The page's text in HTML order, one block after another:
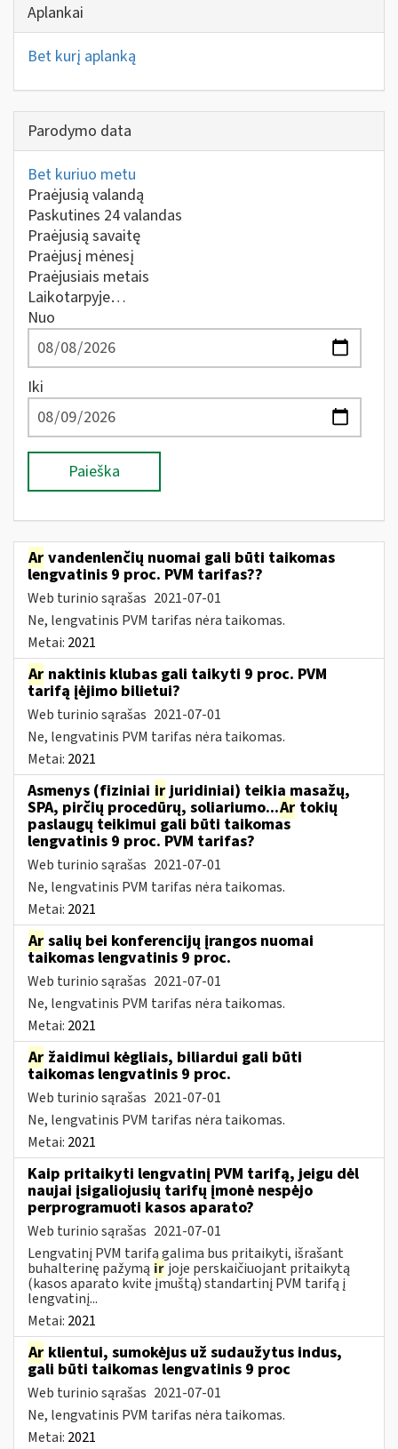
Aplankai
Bet kurį aplanką
Parodymo data
Bet kuriuo metu
Praėjusią valandą
Paskutines 24 valandas
Praėjusią savaitę
Praėjusį mėnesį
Praėjusiais metais
Laikotarpyje…
Nuo
Iki
Paieška
Ar vandenlenčių nuomai gali būti taikomas
lengvatinis 9 proc. PVM tarifas??
Web turinio sąrašas 2021-07-01
Ne, lengvatinis PVM tarifas nėra taikomas.
Metai: 2021
Ar naktinis klubas gali taikyti 9 proc. PVM
tarifą įėjimo bilietui?
Web turinio sąrašas 2021-07-01
Ne, lengvatinis PVM tarifas nėra taikomas.
Metai: 2021
Asmenys (fiziniai irjuridiniai) teikia masažų,
SPA, pirčių procedūrų, soliariumo...Ar tokių
paslaugų teikimui gali būti taikomas
lengvatinis 9 proc. PVM tarifas?
Web turinio sąrašas 2021-07-01
Ne, lengvatinis PVM tarifas nėra taikomas.
Metai: 2021
Ar salių bei konferencijų įrangos nuomai
taikomas lengvatinis 9 proc.
Web turinio sąrašas 2021-07-01
Ne, lengvatinis PVM tarifas nėra taikomas.
Metai: 2021
Ar žaidimui kėgliais, biliardui gali būti
taikomas lengvatinis 9 proc.
Web turinio sąrašas 2021-07-01
Ne, lengvatinis PVM tarifas nėra taikomas.
Metai: 2021
Kaip pritaikyti lengvatinį PVM tarifą, jeigu dėl
naujai įsigaliojusių tarifų įmonė nespėjo
perprogramuoti kasos aparato?
Web turinio sąrašas 2021-07-01
Lengvatinį PVM tarifą galima bus pritaikyti, išrašant
buhalterinę pažymą ir joje perskaičiuojant pritaikytą
(kasos aparato kvite įmuštą) standartinį PVM tarifą į
lengvatinį...
Metai: 2021
Ar klientui, sumokėjus už sudaužytus indus,
gali būti taikomas lengvatinis 9 proc
Web turinio sąrašas 2021-07-01
Ne, lengvatinis PVM tarifas nėra taikomas.
Metai: 2021